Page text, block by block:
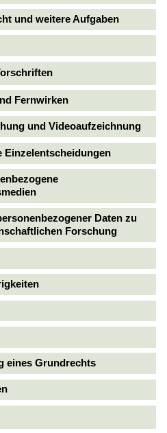
und weitere Aufgaben
Fernwirken
und Videoaufzeichnung
Einzelentscheidungen
Daten zu
Forschung
eines Grundrechts